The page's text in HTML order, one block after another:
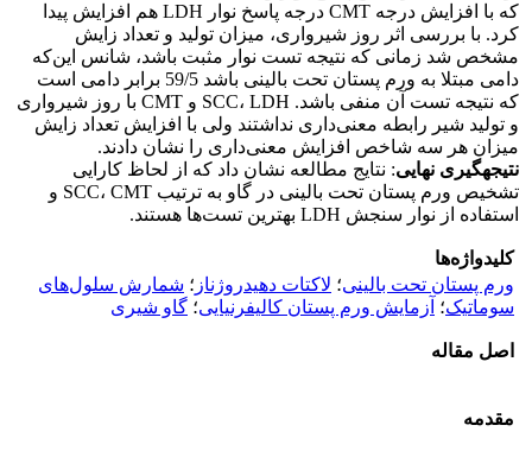
که با افزایش درجه CMT درجه پاسخ نوار LDH هم افزایش پیدا
کرد. با بررسی اثر روز شیرواری، میزان تولید و تعداد زایش
مشخص شد زمانی که نتیجه تست نوار مثبت باشد، شانس این‌که
دامی مبتلا به ورم پستان تحت بالینی باشد 59/5 برابر دامی است
که نتیجه تست آن منفی باشد. SCC، LDH و CMT با روز شیرواری
و تولید شیر رابطه معنی‌داری نداشتند ولی با افزایش تعداد زایش
میزان هر سه شاخص افزایش معنی‌داری را نشان دادند.
نتیجه­گیری نهایی: نتایج مطالعه نشان داد که از لحاظ کارایی
تشخیص ورم پستان تحت بالینی در گاو به ترتیب SCC، CMT و
استفاده از نوار سنجش LDH بهترین تست‌ها هستند.
کلیدواژه‌ها
ورم پستان تحت بالینی؛ لاکتات دهیدروژناز ؛ شمارش سلول‌های
سوماتیک؛ آزمایش ورم پستان کالیفرنیایی؛ گاو شیری
اصل مقاله
مقدمه